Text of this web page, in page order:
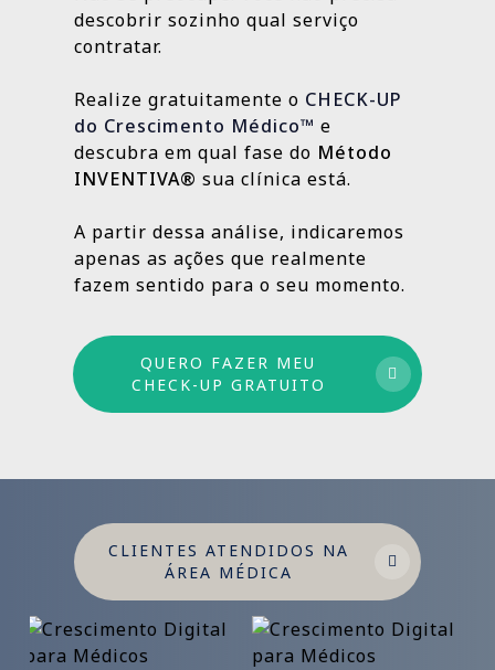
Fazer meu CHECK-UP Gratuito
resultados e aprimorando o que ainda
pode crescer.
Outras, como SEO Médico, Gestão do Blog e
construção de autoridade digital, são
resultados sólidos e duradouros ao longo
do tempo.
Por isso trabalhamos com um método
médio e longo prazo para garantir
crescimento sustentável.
descobrir sozinho qual serviço
contratar.
Realize gratuitamente o CHECK-UP
do Crescimento Médico™ e
descubra em qual fase do Método
INVENTIVA® sua clínica está.
A partir dessa análise, indicaremos
apenas as ações que realmente
fazem sentido para o seu momento.
QUERO FAZER MEU
CHECK-UP GRATUITO
CLIENTES ATENDIDOS NA
ÁREA MÉDICA